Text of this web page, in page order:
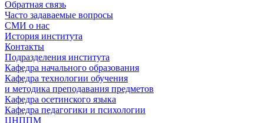
Обратная связь
Часто задаваемые вопросы
СМИ о нас
История института
Контакты
Подразделения института
Кафедра начального образования
Кафедра технологии обучения
и методика преподавания предметов
Кафедра осетинского языка
Кафедра педагогики и психологии
ЦНППМ